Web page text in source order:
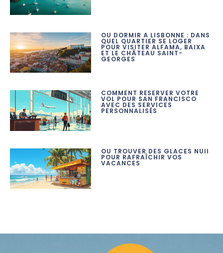
OÙ DORMIR À LISBONNE : DANS
QUEL QUARTIER SE LOGER
POUR VISITER ALFAMA, BAIXA
ET LE CHÂTEAU SAINT-
GEORGES
COMMENT RÉSERVER VOTRE
VOL POUR SAN FRANCISCO
AVEC DES SERVICES
PERSONNALISÉS
OÙ TROUVER DES GLACES NUII
POUR RAFRAÎCHIR VOS
VACANCES